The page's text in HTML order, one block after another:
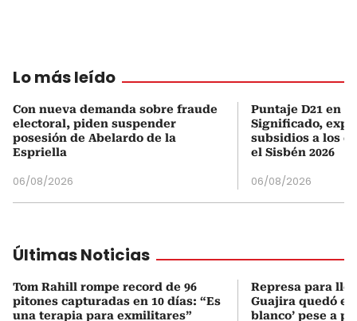
Lo más leído
Con nueva demanda sobre fraude
electoral, piden suspender
posesión de Abelardo de la
Espriella
06/08/2026
Puntaje D21 en
Significado,
subsidios a los
el Sisbén 2026
06/08/2026
Últimas Noticias
Tom Rahill rompe record de 96
pitones capturadas en 10 días: “Es
una terapia para exmilitares”
Represa para
Guajira quedó en
blanco’ pese a